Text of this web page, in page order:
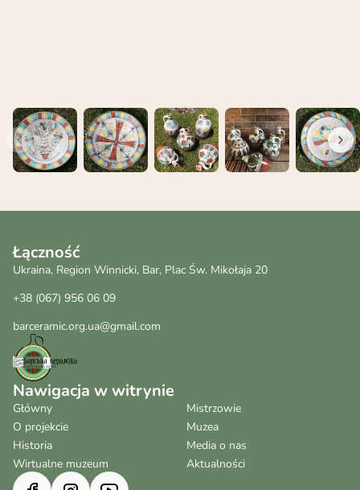
Łączność
Ukraina, Region Winnicki, Bar, Plac Św. Mikołaja 20
+38 (067) 956 06 09
barceramic.org.ua@gmail.com
Nawigacja w witrynie
Główny
O projekcie
Historia
Wirtualne muzeum
Mistrzowie
Muzea
Media o nas
Aktualności